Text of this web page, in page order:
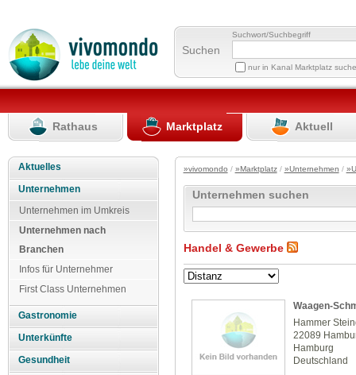
Suchen
Suchwort/Suchbegriff
nur in Kanal Marktplatz
Rathaus Marktplatz Aktuell
Aktuelles
Unternehmen
Unternehmen im Umkreis
Unternehmen nach
Branchen
Infos für Unternehmer
First Class Unternehmen
Gastronomie
Unterkünfte
Gesundheit
»vivomondo / »Marktplatz/ »Unternehmen /
Unternehmen suchen
Handel & Gewerbe
Waagen-
Hammer
22089
Hamburg
Deutschland